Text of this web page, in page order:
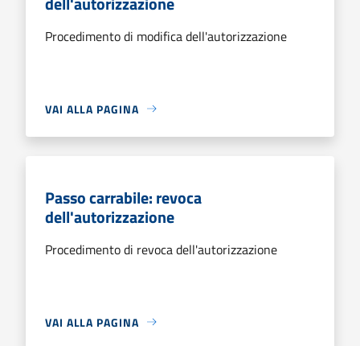
Procedimento di modifica dell'autorizzazione
VAI ALLA PAGINA
Passo carrabile: revoca
dell'autorizzazione
Procedimento di revoca dell'autorizzazione
VAI ALLA PAGINA